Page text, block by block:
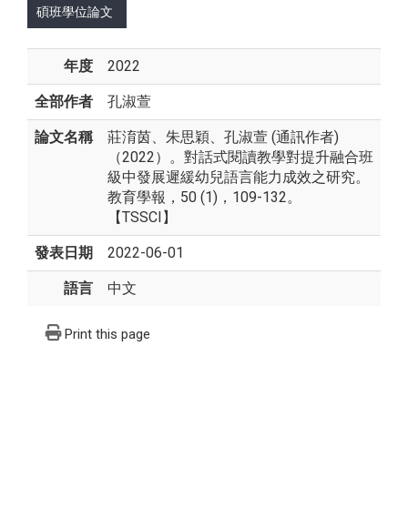
碩班學位論文
年度 2022
全部作者 孔淑萱
論文名稱
莊淯茵、朱思穎、孔淑萱 (通訊作者)
（2022）。對話式閱讀教學對提升融合班
級中發展遲緩幼兒語言能力成效之研究。
教育學報，50 (1)，109-132。
【TSSCI】
發表日期 2022-06-01
語言 中文
Print this page